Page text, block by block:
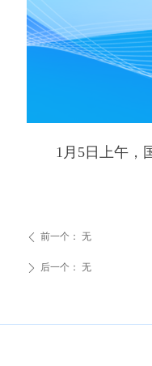
1月5日上午，国
ꄴ 前一个： 无
ꄲ 后一个： 无